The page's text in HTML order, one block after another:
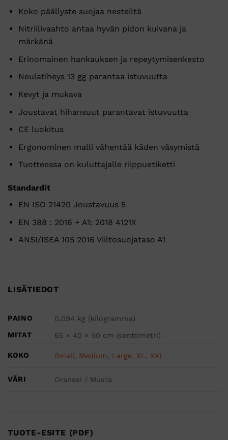
Koko päällyste suojaa nesteiltä
Nitriilivaahto antaa hyvän pidon kuivana ja
märkänä
Erinomainen hankauksen ja repeytymisenkesto
Neulatiheys 13 gg parantaa istuvuutta
Kevyt ja mukava
Joustavat hihansuut parantavat istuvuutta
CE luokitus
Ergonominen malli vähentää käden väsymistä
Tuotteessa on kuluttajalle riippuetiketti
Standardit
EN ISO 21420 Joustavuus 5
EN 388 : 2016 + A1: 2018 4121X
ANSI/ISEA 105 2016 Viiltosuojataso A1
LISÄTIEDOT
PAINO
0,094 kg (kilogramma)
MITAT
65 × 40 × 50 cm (senttimetri)
KOKO Small, Medium, Large, XL, XXL
VÄRI Oranssi / Musta
TUOTE-ESITE (PDF)